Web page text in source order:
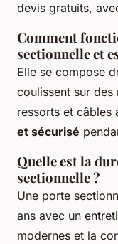
devis gratuits,
Comment
sectionnelle et
Elle se compose
coulissent sur des
ressorts et câbles
et sécurisé
Quelle est la
sectionnelle ?
Une porte
ans avec un
modernes et la